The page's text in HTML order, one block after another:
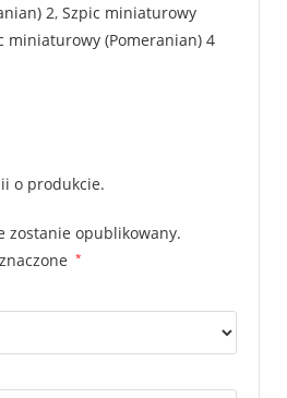
2, Szpic miniaturowy
miniaturowy (Pomeranian) 4
o produkcie.
zostanie opublikowany.
*